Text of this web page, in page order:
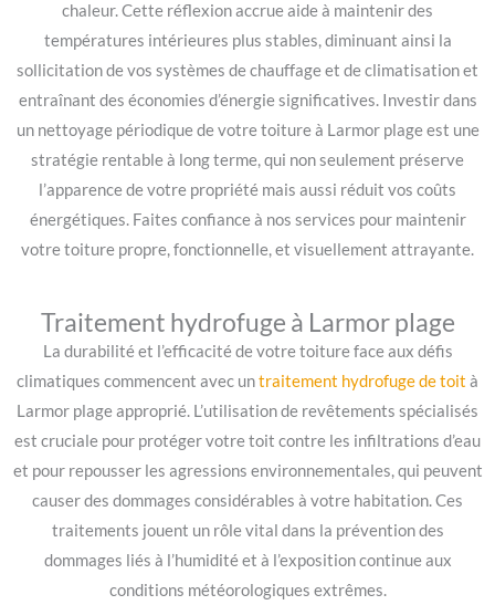
chaleur. Cette réflexion accrue aide à maintenir des
températures intérieures plus stables, diminuant ainsi la
sollicitation de vos systèmes de chauffage et de climatisation et
entraînant des économies d’énergie significatives. Investir dans
un nettoyage périodique de votre toiture à Larmor plage est une
stratégie rentable à long terme, qui non seulement préserve
l’apparence de votre propriété mais aussi réduit vos coûts
énergétiques. Faites confiance à nos services pour maintenir
votre toiture propre, fonctionnelle, et visuellement attrayante.
Traitement hydrofuge à Larmor plage
La durabilité et l’efficacité de votre toiture face aux défis
climatiques commencent avec untraitement hydrofuge de toit à
Larmor plage approprié. L’utilisation de revêtements spécialisés
est cruciale pour protéger votre toit contre les infiltrations d’eau
et pour repousser les agressions environnementales, qui peuvent
causer des dommages considérables à votre habitation. Ces
traitements jouent un rôle vital dans la prévention des
dommages liés à l’humidité et à l’exposition continue aux
conditions météorologiques extrêmes.